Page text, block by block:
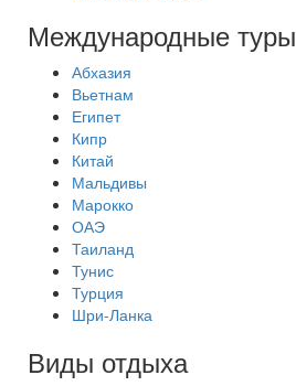
Международные туры
Абхазия
Вьетнам
Египет
Кипр
Китай
Мальдивы
Марокко
ОАЭ
Таиланд
Тунис
Турция
Шри-Ланка
Виды отдыха